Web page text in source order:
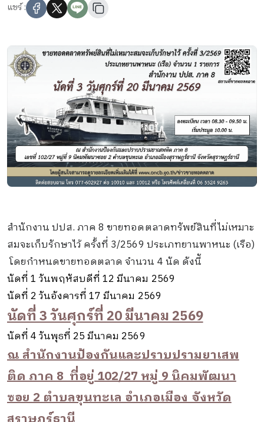
แชร์ :
สำนักงาน ปปส. ภาค 8 ขายทอดตลาดทรัพย์สินที่ไม่เหมาะ
สมจะเก็บรักษาไว้ ครั้งที่ 3/2569 ประเภทยานพาหนะ (เรือ)
โดยกำหนดขายทอดตลาด จำนวน 4 นัด ดังนีั
นัดที่ 1 วันพฤหัสบดีที่ 12 มีนาคม 2569
นัดที่ 2 วันอังคารที่ 17 มีนาคม 2569
นัดที่ 3 วันศุกร์ที่ 20 มีนาคม 2569
นัดที่ 4 วันพุธที่ 25 มีนาคม 2569
ณ สำนักงานป้องกันและปราบปรามยาเสพ
ติด ภาค 8 ที่อยู่ 102/27 หมู่ 9 นิคมพัฒนา
ซอย 2 ตำบลขุนทะเล อำเภอเมือง จังหวัด